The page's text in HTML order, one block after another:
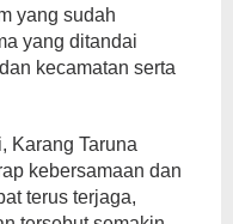
yang sudah
yang ditandai
kecamatan serta
Karang Taruna
kebersamaan dan
terus terjaga,